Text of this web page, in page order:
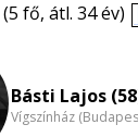
(5 fő, átl. 34 év)
Básti Lajos
Vígszínház